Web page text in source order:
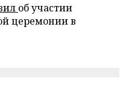
об участии
церемонии в